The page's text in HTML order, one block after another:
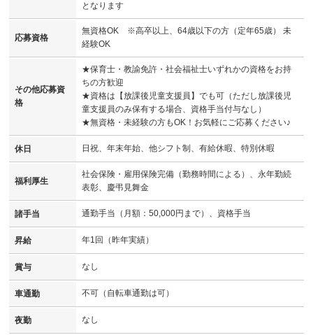
となります
応募資格
無資格OK ※高卒以上、64歳以下の方（定年65歳） 未
経験OK
その他応募資
格
★保育士・教諭免許・社会福祉士いずれかの資格をお持
ちの方歓迎
★資格は【放課後児童支援員】でも可（ただし放課後児
童支援員のみ保有する場合、資格手当付与なし）
★無資格・未経験の方もOK！お気軽にご応募ください♪
休日 日祝、年末年始、他シフト制、有給休暇、特別休暇
福利厚生
社会保険・雇用保険完備（勤務時間による）、永年勤続
表彰、慶弔見舞金
諸手当 通勤手当（月額：50,000円まで）、資格手当
昇給 年1回（昨年実績）
賞与 なし
車通勤 不可（自転車通勤は可）
夜勤 なし